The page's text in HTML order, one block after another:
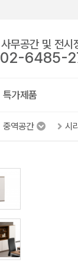
사무공간 및 전시
02-6485-
특가제품
중역공간 시